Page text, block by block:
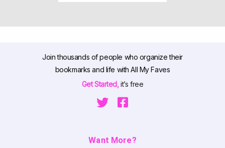
Join thousands of people who organize their
bookmarks and life with All My Faves
Get Started,it’s free
Want More?